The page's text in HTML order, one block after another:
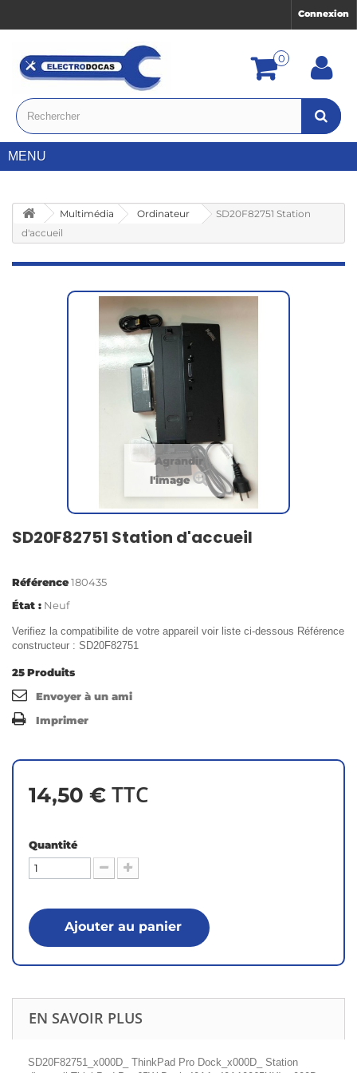
Connexion
0
MENU
Multimédia Ordinateur
SD20F82751 Station
d'accueil
Agrandir
l'image
SD20F82751 Station d'accueil
Référence180435
État : Neuf
Verifiez la compatibilite de votre appareil voir liste ci-dessous Référence
constructeur : SD20F82751
25Produits
Envoyer à un ami
Imprimer
14,50 € TTC
Quantité
Ajouter au panier
EN SAVOIR PLUS
SD20F82751_x000D_ ThinkPad Pro Dock_x000D_ Station